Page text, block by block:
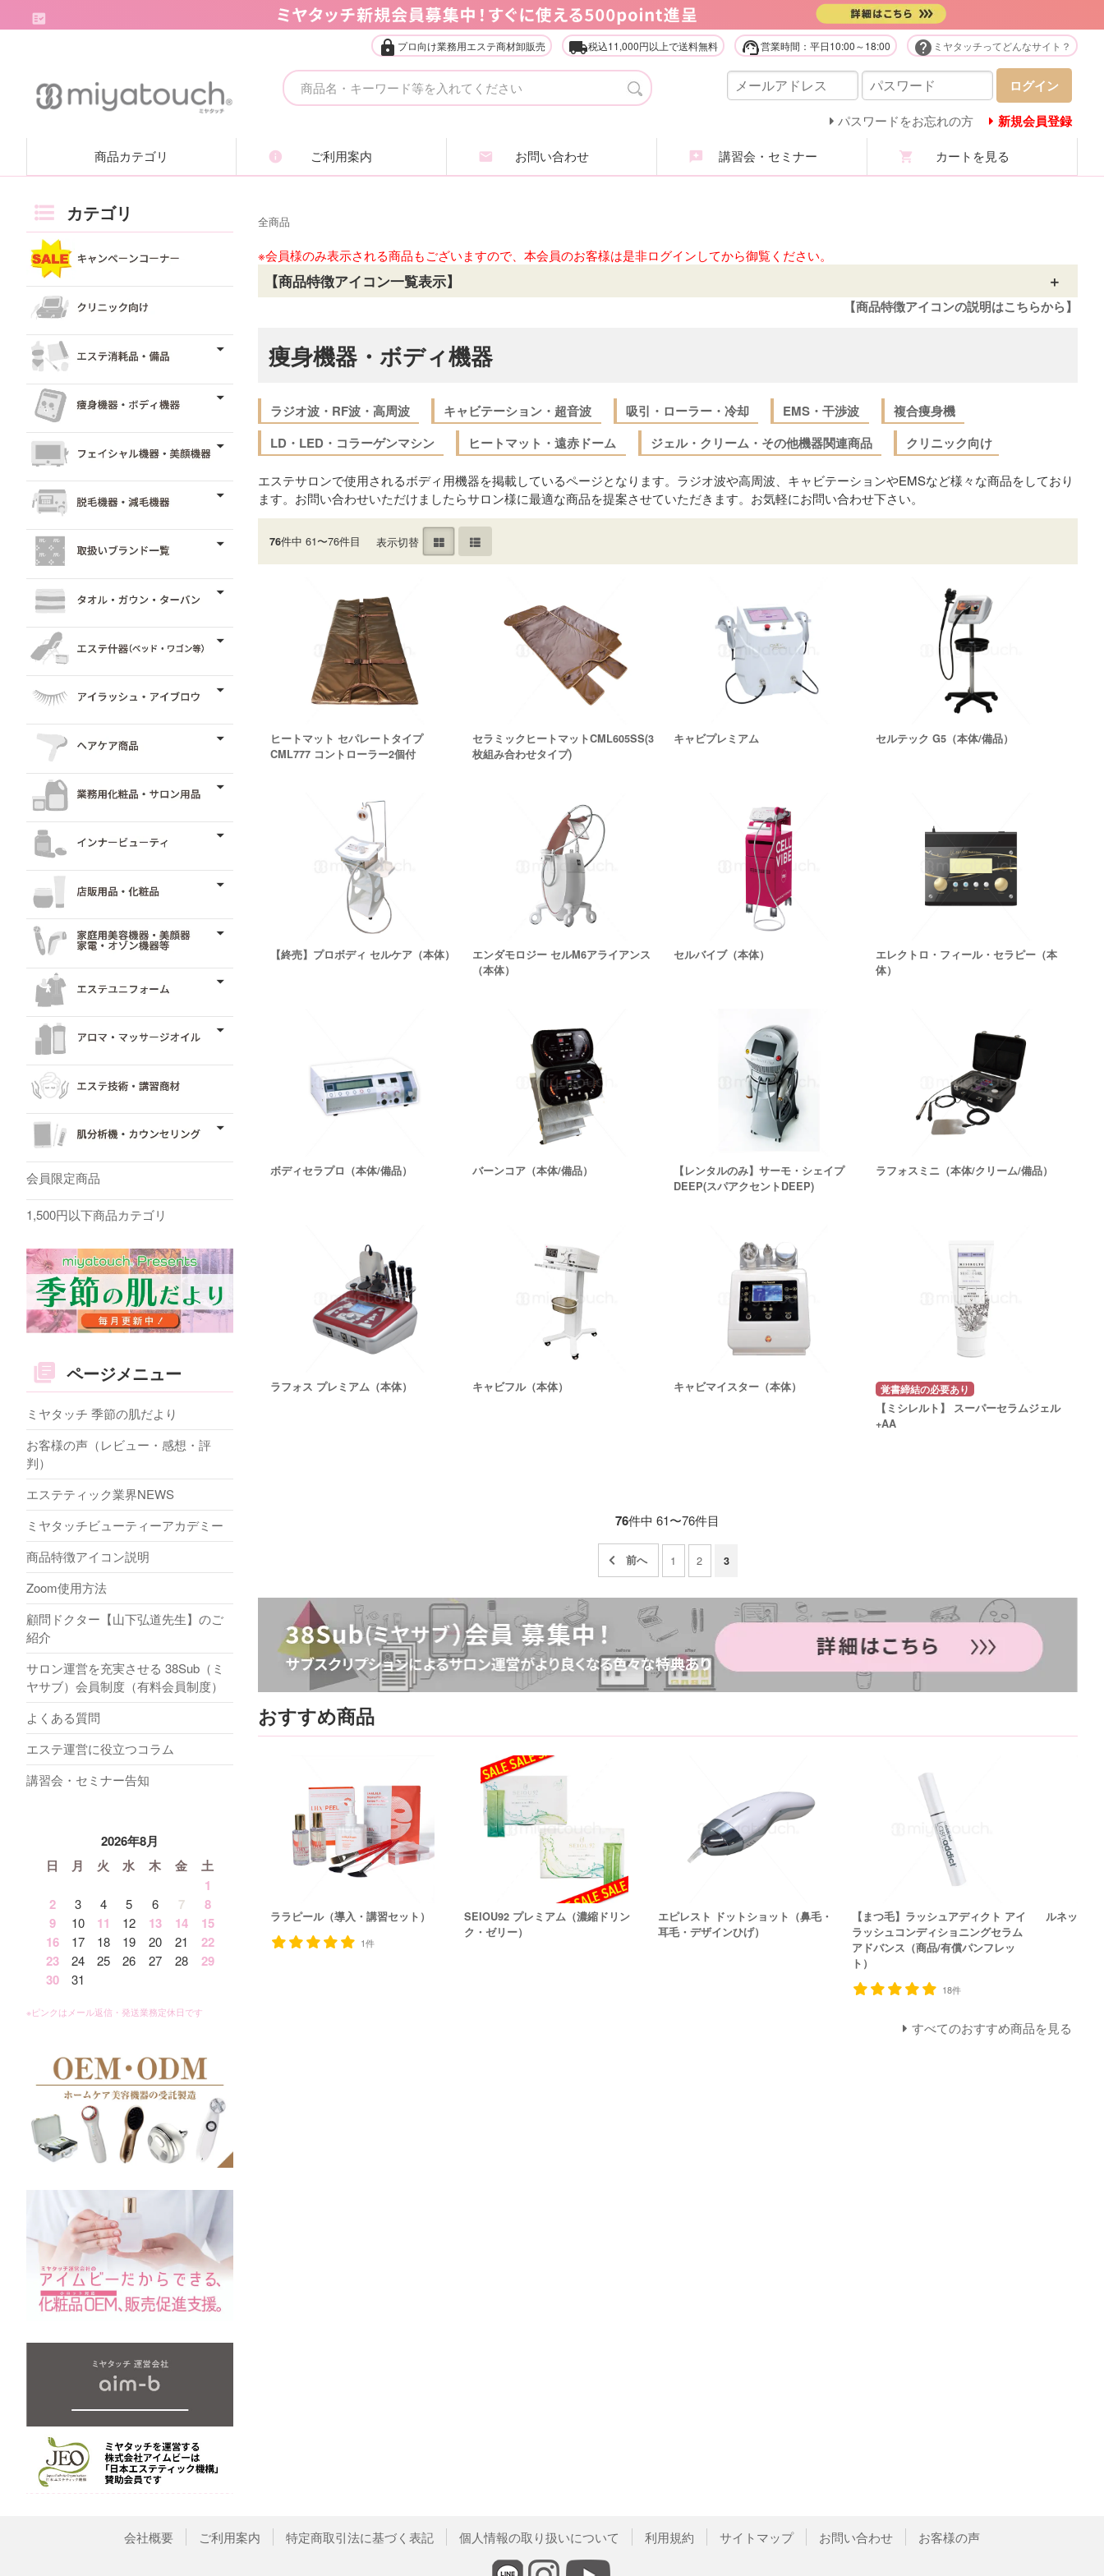
lock プロ向け業務用エステ商材卸販売 local_shipping税込11,000円以上で送料無料 support_agent営業時間：平日10:00～18:00 help ミヤタッチってどんなサイト？
ログイン
パスワードをお忘れの方 新規会員登録
商品カテゴリ
タオル・ガウン・ターバン 店販用品・化粧品
家庭用美容機器・美顔器・家電
エステ消耗品・備品 アイラッシュ・アイブロウ エステユニフォーム
フェイシャル機器・美顔機器 業務用化粧品・サロン用品 エステ技術・講習商材
脱毛機器・減毛機器 インナービューティ 肌分析機・カウンセリング
取り扱いブランド一覧
ご利用案内 お問い合わせ 講習会・セミナー カートを見る
全商品
※会員様のみ表示される商品もございますので、本会員のお客様は是非ログインしてから御覧ください。
【商品特徴アイコン一覧表示】
【商品特徴アイコンの説明はこちらから】
痩身機器・ボディ機器
ラジオ波・RF波・高周波 キャビテーション・超音波 吸引・ローラー・冷却 EMS・干渉波
複合痩身機
LD・LED・コラーゲンマシン
ヒートマット・遠赤ドーム ジェル・クリーム・その他機器関連商品 クリニック向け
エステサロンで使用されるボディ用機器を掲載しているページとなります。ラジオ波や高周波、キャビテーションやEMSなど様々な商品をしており
ます。お問い合わせいただけましたらサロン様に最適な商品を提案させていただきます。お気軽にお問い合わせ下さい。
76件中 61〜76件目 表示切替
ヒートマット セパレートタイプ
CML777 コントローラー2個付
セラミックヒートマットCML605SS(3
枚組み合わせタイプ)
キャビプレミアム セルテック G5（本体/備品）
【終売】プロボディ セルケア（本体）
エンダモロジー セルM6アライアンス
（本体）
セルバイブ（本体）
エレクトロ・フィール・セラピー（本
体）
ボディセラプロ（本体/備品） バーンコア（本体/備品）
【レンタルのみ】サーモ・シェイプ
DEEP(スパアクセントDEEP)
ラフォスミニ（本体/クリーム/備品）
ラフォス プレミアム（本体） キャビフル（本体） キャビマイスター（本体）
覚書締結の必要あり
【ミシレルト】 スーパーセラムジェル
+AA
76件中 61〜76件目
1 2 3
おすすめ商品
ララピール（導入・講習セット）
1件
SEIOU92 プレミアム（濃縮ドリン
ク・ゼリー）
エピレスト ドットショット（鼻毛・
耳毛・デザインひげ）
【まつ毛】ラッシュアディクト アイ
ラッシュコンディショニングセラム
アドバンス（商品/有償パンフレッ
ト）
18件
ルネッサン
すべてのおすすめ商品を見る
カテゴリ
会員限定商品
1,500円以下商品カテゴリ
ページメニュー
ミヤタッチ 季節の肌だより
お客様の声（レビュー・感想・評
判）
エステティック業界NEWS
ミヤタッチビューティーアカデミー
商品特徴アイコン説明
Zoom使用方法
顧問ドクター【山下弘道先生】のご
紹介
サロン運営を充実させる 38Sub（ミ
ヤサブ）会員制度（有料会員制度）
よくある質問
エステ運営に役立つコラム
講習会・セミナー告知
2026年8月
日
月 火 水 木 金
土
1
2
3 4 5 6 7
8
9
10 11 12 13 14
15
16
17 18 19 20 21
22
23
24 25 26 27 28
29
30
31
会社概要 ご利用案内 特定商取引法に基づく表記 個人情報の取り扱いについて 利用規約 サイトマップ お問い合わせ お客様の声